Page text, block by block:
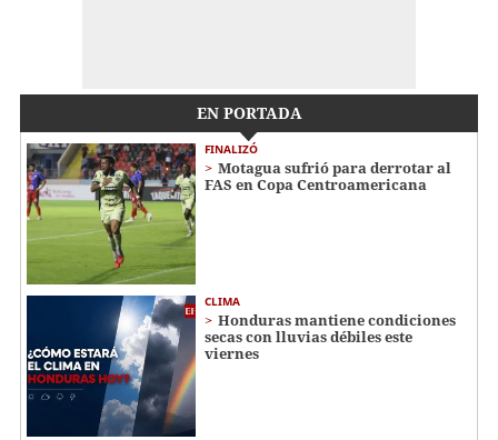
EN PORTADA
FINALIZÓ
Motagua sufrió para derrotar al
FAS en Copa Centroamericana
CLIMA
Honduras mantiene condiciones
secas con lluvias débiles este
viernes